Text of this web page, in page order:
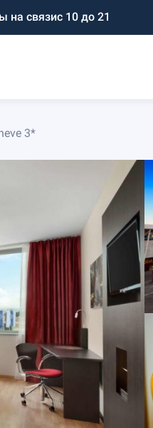
на связис 10 до 21
3*